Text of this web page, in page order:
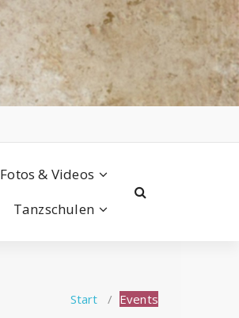
Fotos & Videos
Tanzschulen
Start / Events